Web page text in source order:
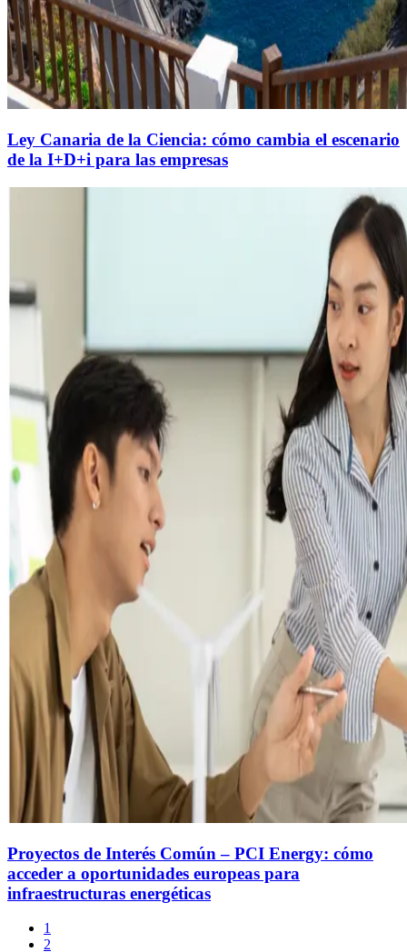
Ley Canaria de la Ciencia: cómo cambia el escenario
de la I+D+i para las empresas
Proyectos de Interés Común – PCI Energy: cómo
acceder a oportunidades europeas para
infraestructuras energéticas
1
2